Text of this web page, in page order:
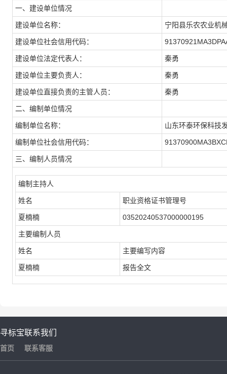
一、建设单位情况
建设单位名称： 宁阳县乐农农业机
建设单位社会信用代码：
建设单位法定代表人： 秦勇
建设单位主要负责人： 秦勇
建设单位直接负责的主管人员： 秦勇
二、编制单位情况
编制单位名称： 山东环泰环保科技
编制单位社会信用代码：
三、编制人员情况
编制主持人
姓名 职业资格证书管理号
夏楠楠 03520240537000000195
主要编制人员
姓名 主要编写内容
夏楠楠 报告全文
寻标宝
首页
联系我们
联系客服